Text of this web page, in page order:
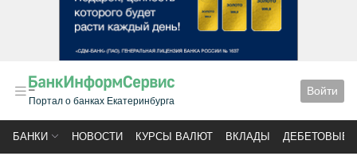
Портал о банках Екатеринбурга
Войти
БАНКИ НОВОСТИ КУРСЫ ВАЛЮТ ВКЛАДЫ ДЕБЕТОВЫЕ